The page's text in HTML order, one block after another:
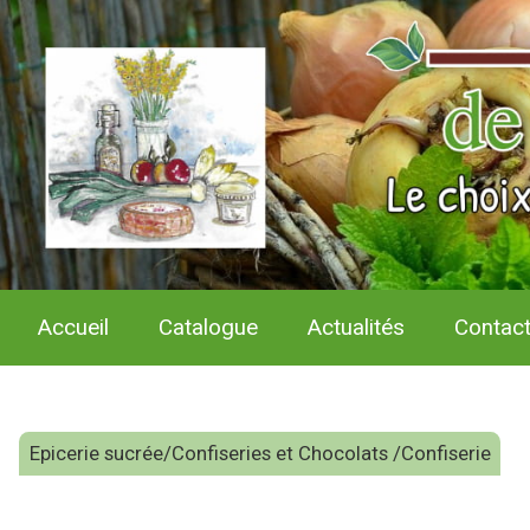
Accueil Catalogue Actualités Contact
Epicerie sucrée/Confiseries et Chocolats /Confiserie